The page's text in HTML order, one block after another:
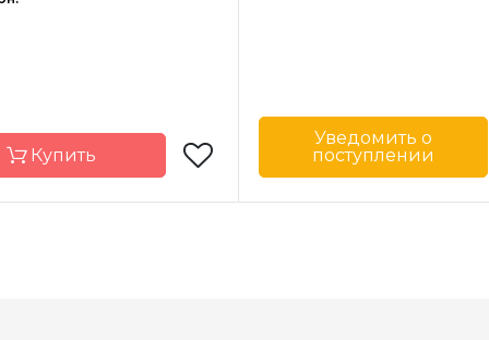
Купить
Уведомить о
поступлении
Бренд